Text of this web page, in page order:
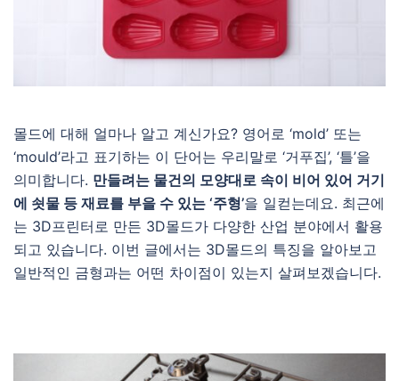
몰드에 대해 얼마나 알고 계신가요? 영어로 ‘mold’ 또는
‘mould’라고 표기하는 이 단어는 우리말로 ‘거푸집’, ‘틀’을
의미합니다. 만들려는 물건의 모양대로 속이 비어 있어 거기
에 쇳물 등 재료를 부을 수 있는 ‘주형’을 일컫는데요. 최근에
는 3D프린터로 만든 3D몰드가 다양한 산업 분야에서 활용
되고 있습니다. 이번 글에서는 3D몰드의 특징을 알아보고
일반적인 금형과는 어떤 차이점이 있는지 살펴보겠습니다.